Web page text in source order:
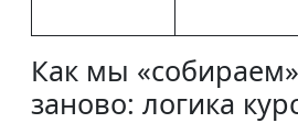
Как мы
заново: логика